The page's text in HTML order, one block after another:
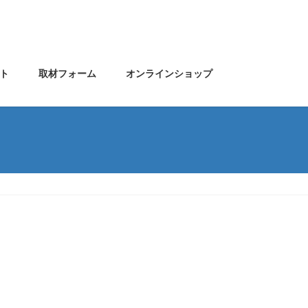
取材フォーム オンラインショップ